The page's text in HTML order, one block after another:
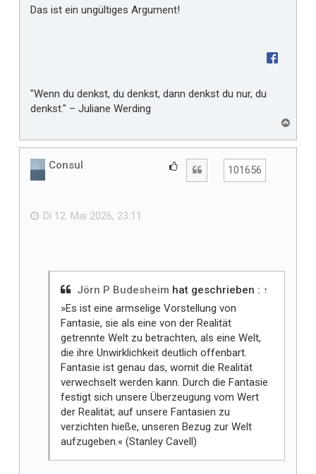
Das ist ein ungültiges Argument!
"Wenn du denkst, du denkst, dann denkst du nur, du
denkst." – Juliane Werding
c
Consul
m
i
r
101656
Di 12. Mai 2026, 23:11
Jörn P Budesheim hat geschrieben : ↑
»Es ist eine armselige Vorstellung von
Fantasie, sie als eine von der Realität
getrennte Welt zu betrachten, als eine Welt,
die ihre Unwirklichkeit deutlich offenbart.
Fantasie ist genau das, womit die Realität
verwechselt werden kann. Durch die Fantasie
festigt sich unsere Überzeugung vom Wert
der Realität; auf unsere Fantasien zu
verzichten hieße, unseren Bezug zur Welt
aufzugeben.« (Stanley Cavell)